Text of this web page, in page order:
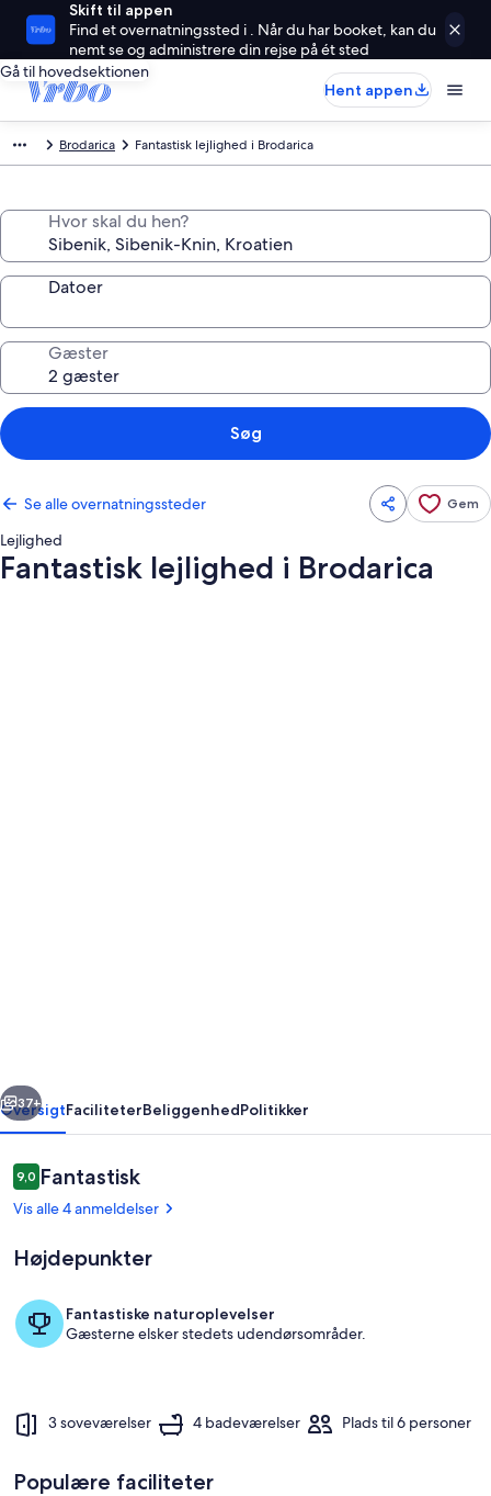
Skift til appen
Find et overnatningssted i . Når du har booket, kan du
nemt se og administrere din rejse på ét sted
Gå til hovedsektionen
Hent appen
Brodarica Fantastisk lejlighed i Brodarica
Hvor skal du hen?
Datoer
Gæster
Søg
Se alle overnatningssteder Gem
Lejlighed
Fantastisk lejlighed i Brodarica
Overnatningsstedets område
Næste
37+
OversigtFaciliteterBeliggenhedPolitikker
Anmeldelser
9,09,0 ud af 10.
Fantastisk
Vis alle 4 anmeldelser
Højdepunkter
Fantastiske naturoplevelser
Gæsterne elsker stedets udendørsområder.
3 soveværelser 4 badeværelser Plads til 6 personer
Populære faciliteter